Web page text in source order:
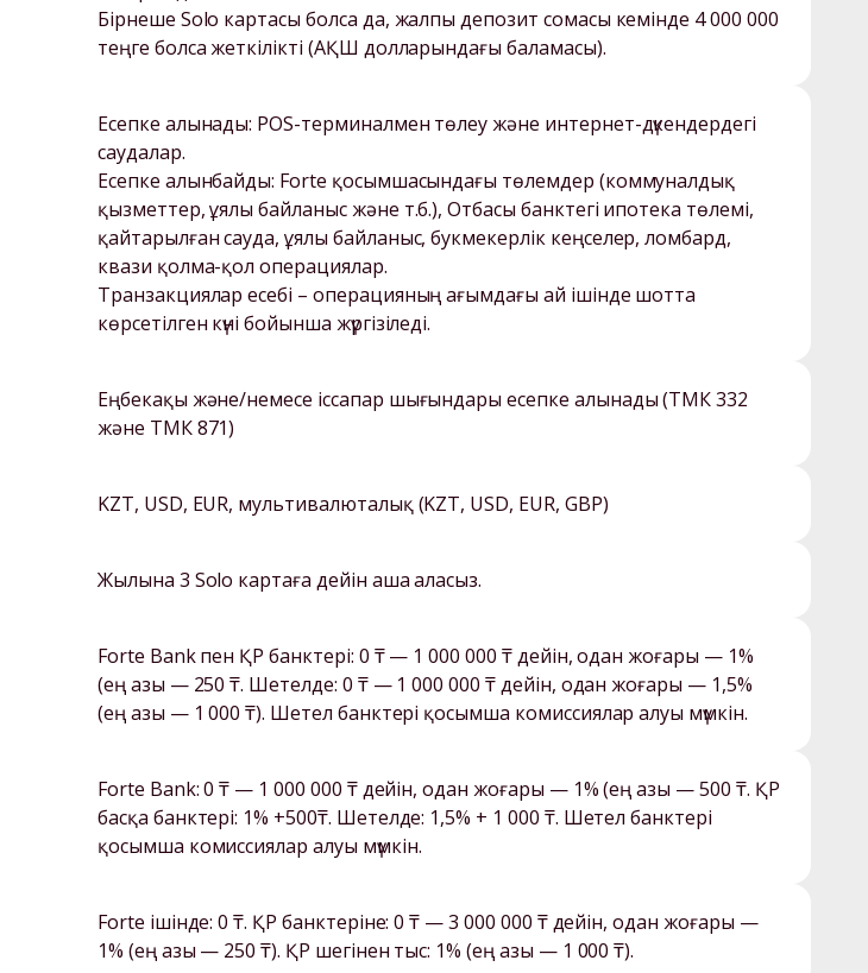
Бірнеше Solo картасы болса да, жалпы депозит сомасы кемінде 4 000 000
Есепке алынады: POS-терминалмен төлеу және интернет-дүкендердегі
саудалар.
Есепке алынбайды: Forte қоcымшасындағы төлемдер (коммуналдық
қызметтер, ұялы байланыс және т.б.), Отбасы банктегі ипотека төлемі,
қайтарылған сауда, ұялы байланыс, букмекерлік кеңселер, ломбард,
квази қолма-қол операциялар.
Транзакциялар есебі – операцияның ағымдағы ай ішінде шотта
Еңбекақы және/немесе іссапар шығындары есепке алынады (ТМК 332
Forte Bank пен ҚР банктері: 0 ₸ — 1 000 000 ₸ дейін, одан жоғары — 1%
(ең азы — 250 ₸. Шетелде: 0 ₸ — 1 000 000 ₸ дейін, одан жоғары — 1,5%
Forte Bank: 0 ₸ — 1 000 000 ₸ дейін, одан жоғары — 1% (ең азы — 500 ₸. ҚР
басқа банктері: 1% +500₸. Шетелде: 1,5% + 1 000 ₸. Шетел банктері
Forte ішінде: 0 ₸. ҚР банктеріне: 0 ₸ — 3 000 000 ₸ дейін, одан жоғары —